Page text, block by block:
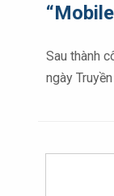
Sau thành
ngày